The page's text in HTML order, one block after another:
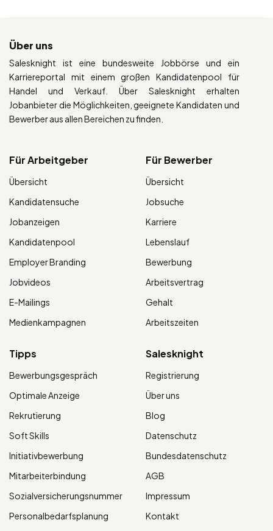
Über uns
Salesknight ist eine bundesweite Jobbörse und ein
Karriereportal mit einem großen Kandidatenpool für
Handel und Verkauf. Über Salesknight erhalten
Jobanbieter die Möglichkeiten, geeignete Kandidaten und
Bewerber aus allen Bereichen zu finden.
Für Arbeitgeber
Übersicht
Kandidatensuche
Jobanzeigen
Kandidatenpool
Employer Branding
Jobvideos
E-Mailings
Medienkampagnen
Für Bewerber
Übersicht
Jobsuche
Karriere
Lebenslauf
Bewerbung
Arbeitsvertrag
Gehalt
Arbeitszeiten
Tipps
Bewerbungsgespräch
Optimale Anzeige
Rekrutierung
Soft Skills
Initiativbewerbung
Mitarbeiterbindung
Sozialversicherungsnummer
Personalbedarfsplanung
Salesknight
Registrierung
Über uns
Blog
Datenschutz
Bundesdatenschutz
AGB
Impressum
Kontakt